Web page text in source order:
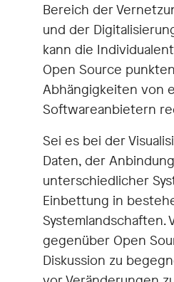
Bereich der
und der
kann die
Open Source
Abhängigkeiten von
Softwareanbietern
Sei es bei der
Daten, der Anbindung
unterschiedlicher
Einbettung in
Systemlandschaften.
gegenüber Open
Diskussion zu